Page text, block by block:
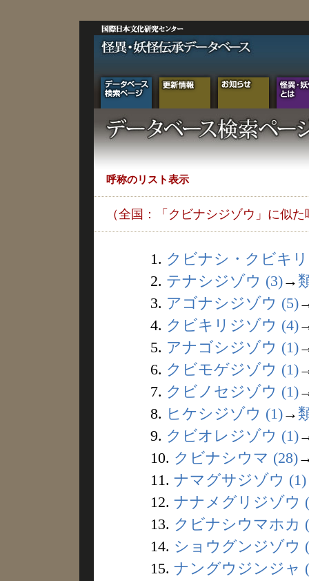
呼称のリスト表示
（全国：「クビナシジゾウ」に似た
1. クビナシ・クビキ
2. テナシジゾウ (3)→
3. アゴナシジゾウ (5)
4. クビキリジゾウ (4)
5. アナゴシジゾウ (1)
6. クビモゲジゾウ (1)
7. クビノセジゾウ (1)
8. ヒケシジゾウ (1)→
9. クビオレジゾウ (1)
10. クビナシウマ (28)
11. ナマグサジゾウ (1)
12. ナナメグリジゾウ
13. クビナシウマホカ
14. ショウグンジゾウ
15. ナングウジンジャ